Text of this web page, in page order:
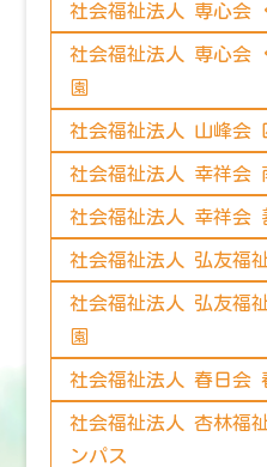
社会福祉法人 専心会
社会福祉法人 専心会
園
社会福祉法人 山峰会
社会福祉法人 幸祥会
社会福祉法人 幸祥会
社会福祉法人 弘友福
社会福祉法人 弘友福
園
社会福祉法人 春日会
社会福祉法人 杏林福
ンパス